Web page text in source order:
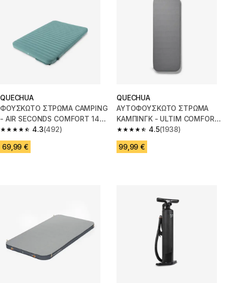
QUECHUA
ΦΟΥΣΚΩΤΟ ΣΤΡΩΜΑ CAMPING
- AIR SECONDS COMFORT 140
CM - 2 ΑΤΟΜΩΝ
4.3
4.3 out of 5 stars from 492 reviews
(492)
69,99 €
QUECHUA
ΑΥΤΟΦΟΥΣΚΩΤΟ ΣΤΡΩΜΑ
ΚΑΜΠΙΝΓΚ - ULTIM COMFORT
70 CM - 1 ΑΤΟΜΟΥ
4.5
4.5 out of 5 stars from 1938
(1938)
99,99 €